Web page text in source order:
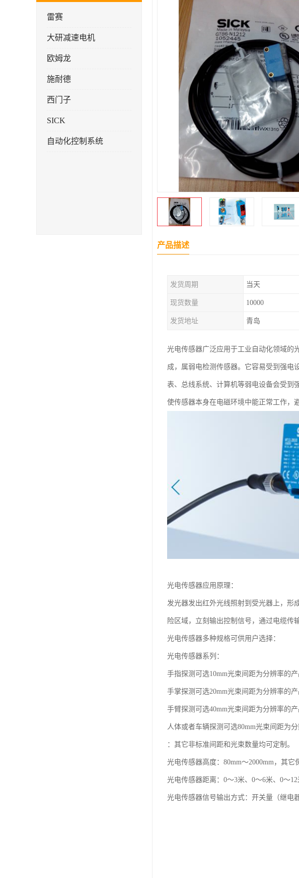
雷赛
大研减速电机
欧姆龙
施耐德
西门子
SICK
自动化控制系统
产品描述
发货周期 当天
现货数量 10000
发货地址 青岛
光电传感器广泛应用于工业自动化领域的
成，属弱电检测传感器。它容易受到强电
表、总线系统、计算机等弱电设备会受到
使传感器本身在电磁环境中能正常工作，
光电传感器应用原理：
发光器发出红外光线照射到受光器上，形
险区域，立刻输出控制信号，通过电缆传
光电传感器多种规格可供用户选择：
光电传感器系列：
手指探测可选10mm光束间距为分辨率的
手掌探测可选20mm光束间距为分辨率的
手臂探测可选40mm光束间距为分辨率的
人体或者车辆探测可选80mm光束间距
：其它非标准间距和光束数量均可定制。
光电传感器高度：80mm～2000mm，其它
光电传感器距离：0～3米、0～6米、0～12
光电传感器信号输出方式：开关量（继电